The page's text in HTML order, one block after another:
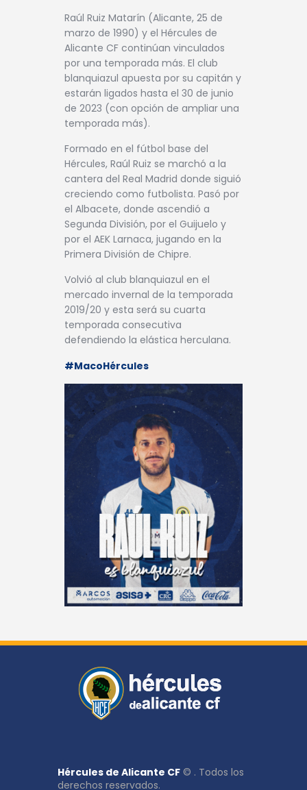
Raúl Ruiz Matarín (Alicante, 25 de
marzo de 1990) y el Hércules de
Alicante CF continúan vinculados
por una temporada más. El club
blanquiazul apuesta por su capitán y
estarán ligados hasta el 30 de junio
de 2023 (con opción de ampliar una
temporada más).
Formado en el fútbol base del
Hércules, Raúl Ruiz se marchó a la
cantera del Real Madrid donde siguió
creciendo como futbolista. Pasó por
el Albacete, donde ascendió a
Segunda División, por el Guijuelo y
por el AEK Larnaca, jugando en la
Primera División de Chipre.
Volvió al club blanquiazul en el
mercado invernal de la temporada
2019/20 y esta será su cuarta
temporada consecutiva
defendiendo la elástica herculana.
#MacoHércules
Hércules de Alicante CF © . Todos los
derechos reservados.